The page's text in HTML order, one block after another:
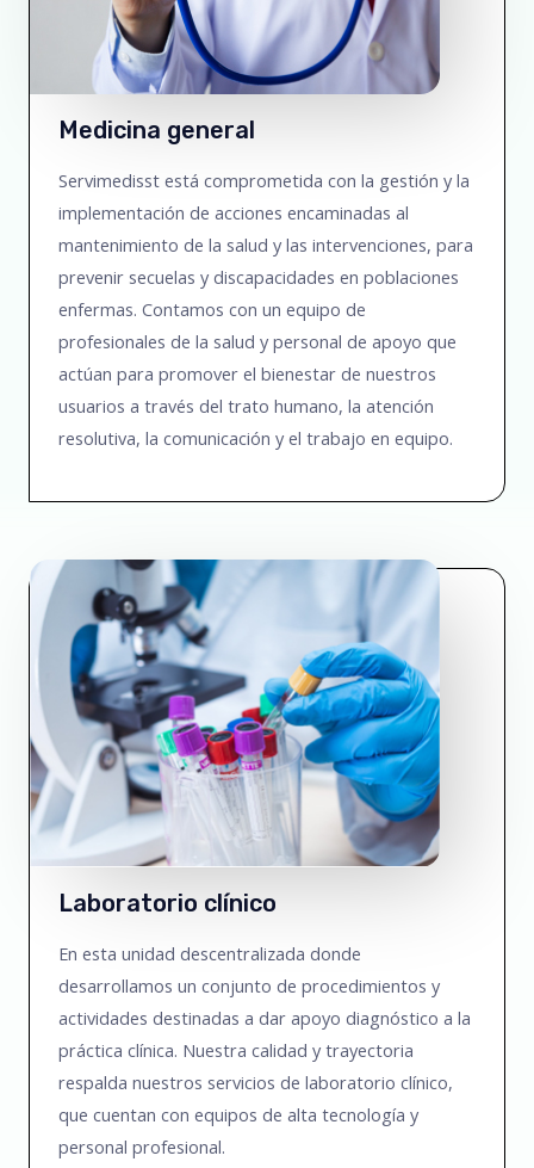
Medicina general
Servimedisst está comprometida con la gestión y la
implementación de acciones encaminadas al
mantenimiento de la salud y las intervenciones, para
prevenir secuelas y discapacidades en poblaciones
enfermas. Contamos con un equipo de
profesionales de la salud y personal de apoyo que
actúan para promover el bienestar de nuestros
usuarios a través del trato humano, la atención
resolutiva, la comunicación y el trabajo en equipo.
Laboratorio clínico
En esta unidad descentralizada donde
desarrollamos un conjunto de procedimientos y
actividades destinadas a dar apoyo diagnóstico a la
práctica clínica. Nuestra calidad y trayectoria
respalda nuestros servicios de laboratorio clínico,
que cuentan con equipos de alta tecnología y
personal profesional.